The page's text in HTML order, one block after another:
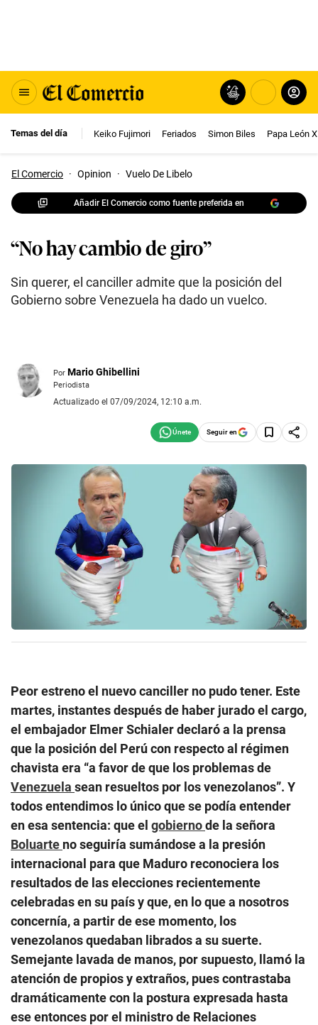
Temas del día Keiko Fujimori Feriados Simon Biles Papa León
El Comercio · Opinion · Vuelo De Libelo
Añadir El Comercio como fuente preferida en
“No hay cambio de giro”
Sin querer, el canciller admite que la posición del
Gobierno sobre Venezuela ha dado un vuelco.
Por Mario Ghibellini
Periodista
Actualizado el 07/09/2024, 12:10 a.m.
Seguir en
Peor estreno el nuevo canciller no pudo tener. Este
martes, instantes después de haber jurado el cargo,
el embajador Elmer Schialer declaró a la prensa
que la posición del Perú con respecto al régimen
chavista era “a favor de que los problemas de
Venezuela sean resueltos por los venezolanos”. Y
todos entendimos lo único que se podía entender
en esa sentencia: que el gobiernode la señora
Boluarte no seguiría sumándose a la presión
internacional para que Maduro reconociera los
resultados de las elecciones recientemente
celebradas en su país y que, en lo que a nosotros
concernía, a partir de ese momento, los
venezolanos quedaban librados a su suerte.
Semejante lavada de manos, por supuesto, llamó la
atención de propios y extraños, pues contrastaba
dramáticamente con la postura expresada hasta
ese entonces por el ministro de Relaciones